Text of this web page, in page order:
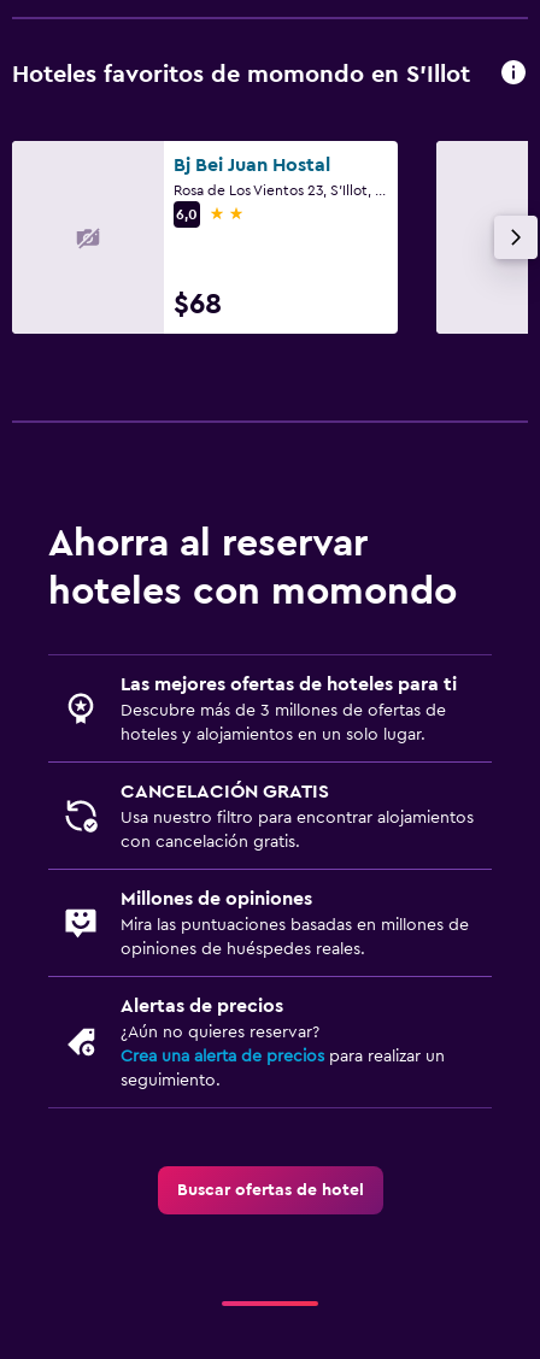
Limpieza diaria
Ideal para familias
Cuna/cama nido disponibles
Hoteles favoritos de momondo en S'Illot
Bj Bei Juan Hostal
6,0
2 estrellas
$68
Ahorra al reservar
hoteles con momondo
Las mejores ofertas de hoteles para ti
Descubre más de 3 millones de ofertas de
hoteles y alojamientos en un solo lugar.
CANCELACIÓN GRATIS
Usa nuestro filtro para encontrar alojamientos
con cancelación gratis.
Millones de opiniones
Mira las puntuaciones basadas en millones de
opiniones de huéspedes reales.
Alertas de precios
¿Aún no quieres reservar?
Crea una alerta de precios para realizar un
seguimiento.
Buscar ofertas de hotel